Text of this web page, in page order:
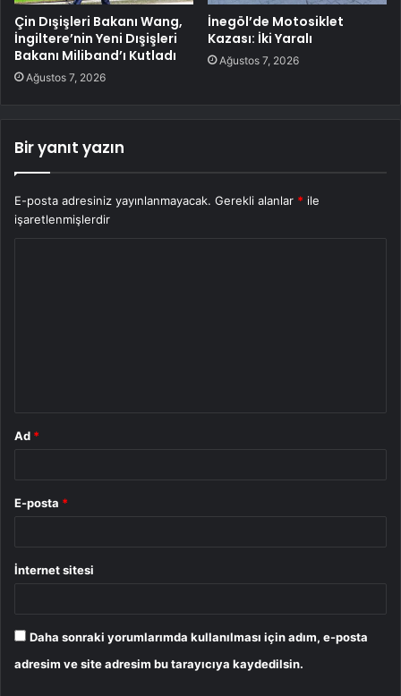
Çin Dışişleri Bakanı Wang,
İngiltere’nin Yeni Dışişleri
Bakanı Miliband’ı Kutladı
Ağustos 7, 2026
İnegöl’de Motosiklet
Kazası: İki Yaralı
Ağustos 7, 2026
Bir yanıt yazın
E-posta adresiniz yayınlanmayacak. Gerekli alanlar * ile
işaretlenmişlerdir
Ad *
E-posta *
İnternet sitesi
Daha sonraki yorumlarımda kullanılması için adım, e-posta
adresim ve site adresim bu tarayıcıya kaydedilsin.